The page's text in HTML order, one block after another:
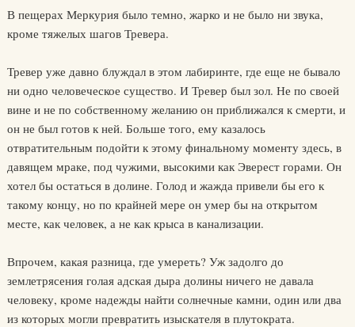
В пещерах Меркурия было темно, жарко и не было ни звука,
кроме тяжелых шагов Тревера.
Тревер уже давно блуждал в этом лабиринте, где еще не бывало
ни одно человеческое существо. И Тревер был зол. Не по своей
вине и не по собственному желанию он приближался к смерти, и
он не был готов к ней. Больше того, ему казалось
отвратительным подойти к этому финальному моменту здесь, в
давящем мраке, под чужими, высокими как Эверест горами. Он
хотел бы остаться в долине. Голод и жажда привели бы его к
такому концу, но по крайней мере он умер бы на открытом
месте, как человек, а не как крыса в канализации.
Впрочем, какая разница, где умереть? Уж задолго до
землетрясения голая адская дыра долины ничего не давала
человеку, кроме надежды найти солнечные камни, один или два
из которых могли превратить изыскателя в плутократа.